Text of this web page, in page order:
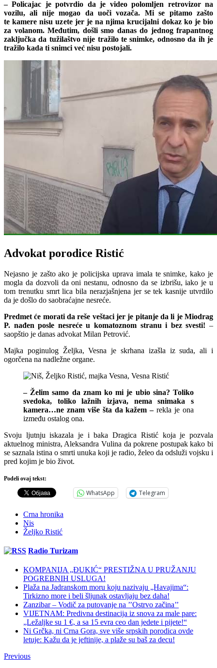
– Policajac je potvrdio da je video polomljen retrovizor na
vozilu, ali nije mogao da uoči vozača. Mi se pitamo zašto
te kamere nisu uzete jer je na njima krucijalni dokaz ko je bio
za volanom. Međutim, došli smo danas do jednog frapantnog
zaključka da tužilaštvo nije tražilo te snimke, odnosno da ih je
tražilo kada ti snimci već nisu postojali.
Advokat porodice Ristić
Nejasno je zašto ako je policijska uprava imala te snimke, kako je
mogla da dozvoli da oni nestanu, odnosno da se izbrišu, iako je u
tom trenutku smrt lica bila nerazjašnjena jer se tek kasnije utvrdilo
da je došlo do saobraćajne nesreće.
Predmet će morati da reše veštaci jer je pitanje da li je Miodrag
P. nađen posle nesreće u komatoznom stranu i bez svesti! –
saopštio je danas advokat Milan Petrović.
Majka poginulog Željka, Vesna je skrhana izašla iz suda, ali i
ogorčena na nadležne organe.
– Želim samo da znam ko mi je ubio sina? Toliko
svedoka, toliko lažnih izjava, nema snimaka s
kamera…ne znam više šta da kažem –rekla je ona
između ostalog ona.
Svoju ljutnju iskazala je i baka Dragica Ristić koja je pozvala
aktuelnog ministra, Aleksandra Vulina da pokrene postupak kako bi
se saznala istina o smrti unuka koji je radio, želeo da odsluži vojsku i
pred kojim je bio život.
Podeli ovaj tekst:
WhatsApp Telegram
Crna hronika
Nis
Željko Ristić
Radio Turizam
KOMPANIJA „ĐUKIĆ“ PRESTIŽNA U PRUŽANJU
POGREBNIH USLUGA!
Plaža na Jadranskom moru koju nazivaju „Havajima“:
Tirkizno more i beli šljunak ostavljaju bez daha!
Zanzibar – Vodič za putovanje na ’’Ostrvo začina’’
VIJETNAM: Predivna destinacija iz snova za male pare:
„Ležaljke su 1 €, a sa 15 evra ceo dan jedete i pijete!“
Ni Grčka, ni Crna Gora, sve više srpskih porodica ovde
letuje: Kažu da je jeftinije, a plaže su baš za decu!
Previous